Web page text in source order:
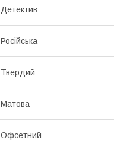
Детектив
Російська
Твердий
Матова
Офсетний